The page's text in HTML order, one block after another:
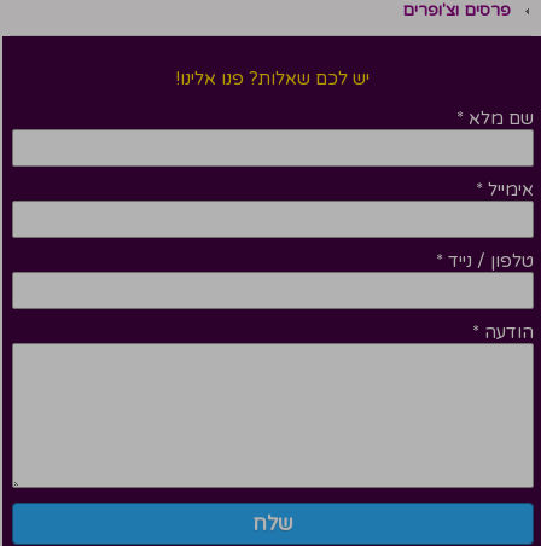
פרסים וצ'ופרים
יש לכם שאלות? פנו אלינו!
שם מלא *
אימייל *
טלפון / נייד *
הודעה *
שלח